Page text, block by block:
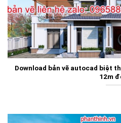
Download bản vẽ autocad biệt
12m